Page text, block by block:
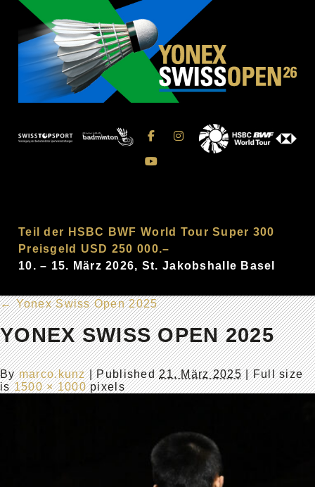
Teil der HSBC BWF World Tour Super 300
Preisgeld USD 250 000.–
10. – 15. März 2026, St. Jakobshalle Basel
←Yonex Swiss Open 2025
YONEX SWISS OPEN 2025
Bymarco.kunz |Published21. März 2025| Full size
is1500 × 1000pixels